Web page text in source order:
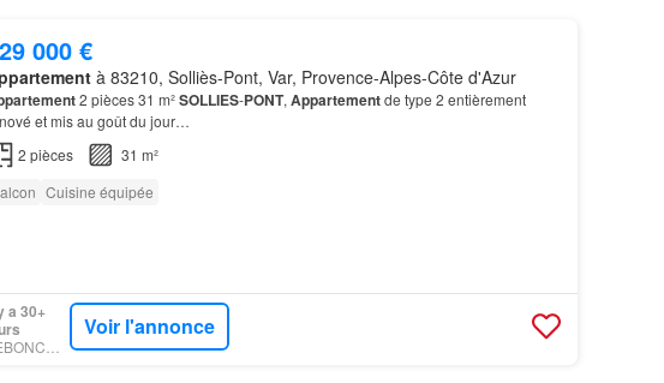
000 €
à 83210, Solliès-Pont, Var, Provence-Alpes-Côte d'Azur
2 pièces 31 m²SOLLIES-PONT, Appartementde type 2 entièrement
et mis au goût du jour…
2 pièces
31 m²
Cuisine équipée
a 30+
Voir l'annonce